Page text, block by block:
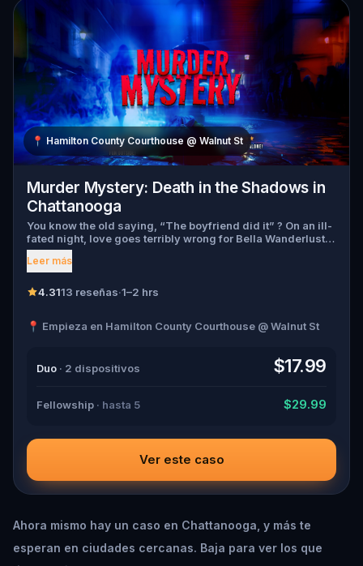
📍 Hamilton County Courthouse @ Walnut St
Murder Mystery: Death in the Shadows in
Chattanooga
You know the old saying, “The boyfriend did it” ? On an ill-
fated night, love goes terribly wrong for Bella Wanderlust
and Walter Bridges . Bella, a famous travel blogger, was
found dead during a ghost tour led by the theatrical Percy
Walter, the obsessed boyfriend? Percy, the ghost tour
suspects, and expose the real murderer before they strike
Leer más
4.3113 reseñas·1–2 hrs
📍 Empieza en Hamilton County Courthouse @ Walnut St
Duo · 2 dispositivos $17.99
Fellowship · hasta 5 $29.99
Ver este caso
Ahora mismo hay un caso en Chattanooga, y más te
esperan en ciudades cercanas. Baja para ver los que